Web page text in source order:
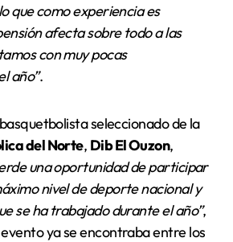
que como experiencia es
afecta sobre todo a las
con muy pocas
año”.
seleccionado de la
del Norte, Dib El Ouzon,
una oportunidad de participar
nivel de deporte nacional y
se ha trabajado durante el año”,
ya se encontraba entre los